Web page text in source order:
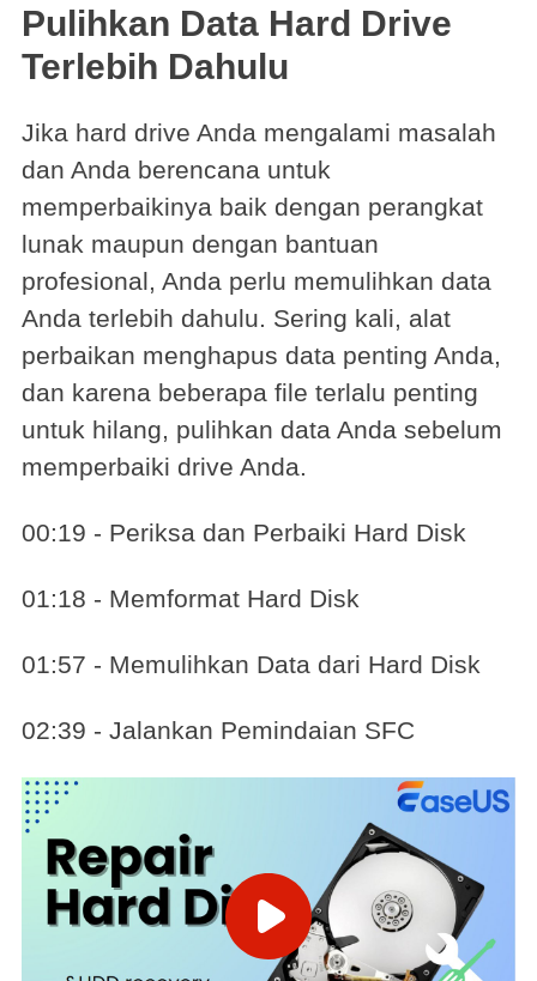
Pulihkan Data Hard Drive
Terlebih Dahulu
Jika hard drive Anda mengalami masalah
dan Anda berencana untuk
memperbaikinya baik dengan perangkat
lunak maupun dengan bantuan
profesional, Anda perlu memulihkan data
Anda terlebih dahulu. Sering kali, alat
perbaikan menghapus data penting Anda,
dan karena beberapa file terlalu penting
untuk hilang, pulihkan data Anda sebelum
memperbaiki drive Anda.
00:19 - Periksa dan Perbaiki Hard Disk
01:18 - Memformat Hard Disk
01:57 - Memulihkan Data dari Hard Disk
02:39 - Jalankan Pemindaian SFC